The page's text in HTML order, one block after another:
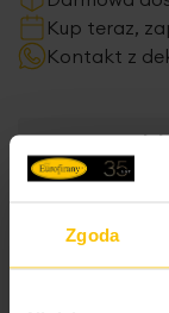
Zgoda
Kup teraz,
Kontakt z
Inne